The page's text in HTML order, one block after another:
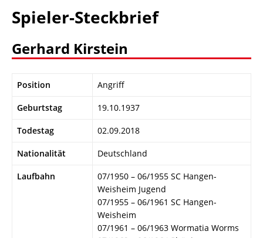
Spieler-Steckbrief
Gerhard Kirstein
Position Angriff
Geburtstag 19.10.1937
Todestag 02.09.2018
Nationalität Deutschland
Laufbahn
07/1950 – 06/1955 SC Hangen-
Weisheim Jugend
07/1955 – 06/1961 SC Hangen-
Weisheim
07/1961 – 06/1963 Wormatia Worms